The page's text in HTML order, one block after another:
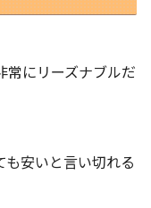
常にリーズナブルだ
安いと言い切れる